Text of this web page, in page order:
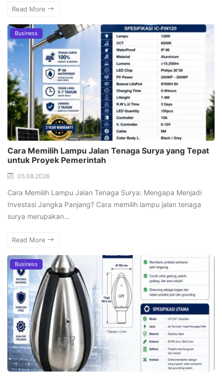
Read More
Business
Cara Memilih Lampu Jalan Tenaga Surya yang Tepat
untuk Proyek Pemerintah
05.08.2026
Cara Memilih Lampu Jalan Tenaga Surya: Mengapa Menjadi
Investasi Jangka Panjang? Cara memilih lampu jalan tenaga
surya merupakan…
Read More
Business